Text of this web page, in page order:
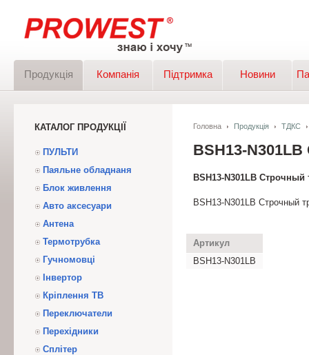
Продукція Компанія Підтримка Новини
КАТАЛОГ ПРОДУКЦІЇ
ПУЛЬТИ
Паяльне обладнаня
Блок живлення
Авто аксесуари
Антена
Термотрубка
Гучномовці
Інвертор
Кріплення ТВ
Переключатели
Перехідники
Сплітер
Головна Продукція ТДКС
BSH13-
BSH13-N301LB
BSH13-N301LB Строчный
Артикул
BSH13-N301LB